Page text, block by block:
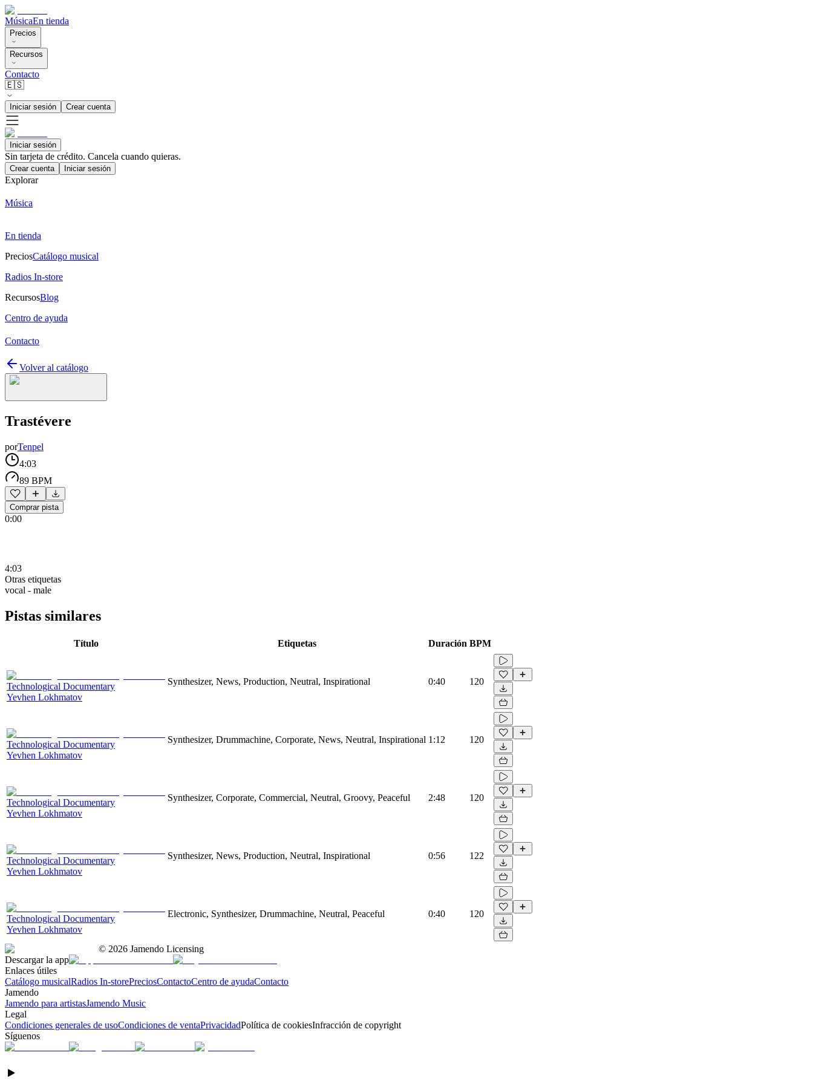
MúsicaEn tienda
Precios
Recursos
Contacto
🇪🇸
Iniciar sesión Crear cuenta
Iniciar sesión
Sin tarjeta de crédito. Cancela cuando quieras.
Crear cuenta Iniciar sesión
Explorar
Música
En tienda
PreciosCatálogo musical
Radios In-store
RecursosBlog
Centro de ayuda
Contacto
Volver al catálogo
Trastévere
porTenpel
4:03
89 BPM
Comprar pista
0:00
4:03
Otras etiquetas
vocal - male
Pistas similares
Título Etiquetas Duración BPM
Technological Documentary
Yevhen Lokhmatov
Synthesizer, News, Production, Neutral, Inspirational 0:40 120
Technological Documentary
Yevhen Lokhmatov
Synthesizer, Drummachine, Corporate, News, Neutral, Inspirational 1:12 120
Technological Documentary
Yevhen Lokhmatov
Synthesizer, Corporate, Commercial, Neutral, Groovy, Peaceful 2:48 120
Technological Documentary
Yevhen Lokhmatov
Synthesizer, News, Production, Neutral, Inspirational 0:56 122
Technological Documentary
Yevhen Lokhmatov
Electronic, Synthesizer, Drummachine, Neutral, Peaceful 0:40 120
© 2026 Jamendo Licensing
Descargar la app
Enlaces útiles
Catálogo musicalRadios In-storePreciosContactoCentro de ayudaContacto
Jamendo
Jamendo para artistasJamendo Music
Legal
Condiciones generales de usoCondiciones de ventaPrivacidadPolítica de cookiesInfracción de copyright
Síguenos